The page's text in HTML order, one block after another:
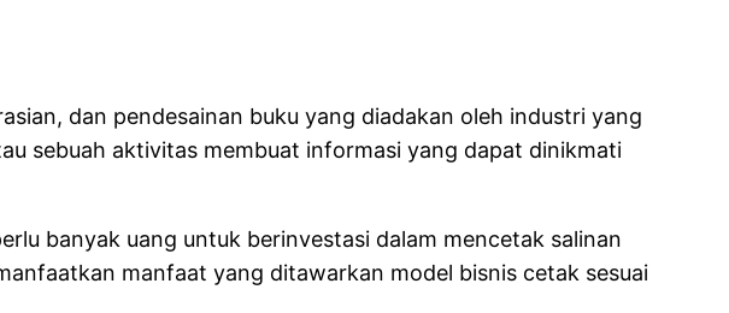
dan pendesainan buku yang diadakan oleh industri yang
sebuah aktivitas membuat informasi yang dapat dinikmati
banyak uang untuk berinvestasi dalam mencetak salinan
manfaat yang ditawarkan model bisnis cetak sesuai